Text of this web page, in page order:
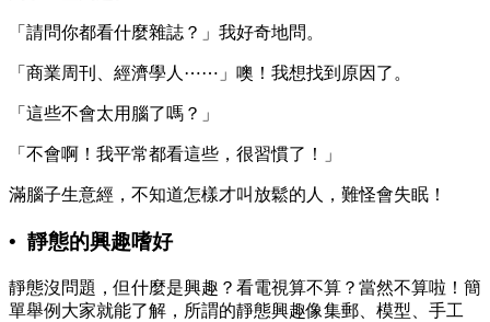
「請問你都看什麼雜誌？」我好奇地問。
「商業周刊、經濟學人⋯⋯」噢！我想找到原因了。
「這些不會太用腦了嗎？」
「不會啊！我平常都看這些，很習慣了！」
滿腦子生意經，不知道怎樣才叫放鬆的人，難怪會失眠！
• 靜態的興趣嗜好
靜態沒問題，但什麼是興趣？看電視算不算？當然不算啦！簡
單舉例大家就能了解，所謂的靜態興趣像集郵、模型、手工